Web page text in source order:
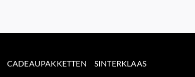
CADEAUPAKKETTEN SINTERKLAAS